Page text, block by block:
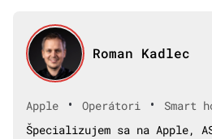
Roman Kadlec
Apple • Operátori •
Smart
Špecializujem sa na Apple,